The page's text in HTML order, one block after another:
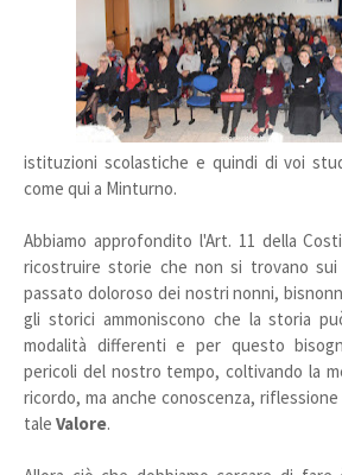
istituzioni scolastiche e quindi di voi
come qui a Minturno.
Abbiamo approfondito l'Art. 11 della
ricostruire storie che non si trovano
passato doloroso dei nostri nonni,
gli storici ammoniscono che la storia
modalità differenti e per questo
pericoli del nostro tempo, coltivando la
ricordo, ma anche conoscenza,
tale Valore.